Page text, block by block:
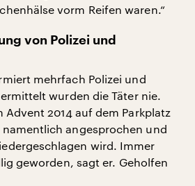
vorm Reifen waren.“
von Polizei und
mehrfach Polizei und
wurden die Täter nie.
Advent 2014 auf dem Parkplatz
namentlich angesprochen und
wird. Immer
geworden, sagt er. Geholfen